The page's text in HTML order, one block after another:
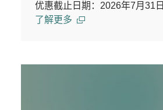
优惠截止日期：2026年7月31日
了解更多